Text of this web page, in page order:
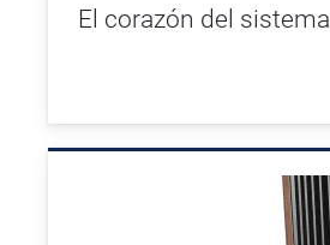
El corazón del